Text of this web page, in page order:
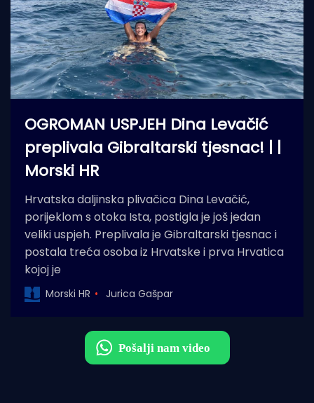
OGROMAN USPJEH Dina Levačić
preplivala Gibraltarski tjesnac! | |
Morski HR
Hrvatska daljinska plivačica Dina Levačić,
porijeklom s otoka Ista, postigla je još jedan
veliki uspjeh. Preplivala je Gibraltarski tjesnac i
postala treća osoba iz Hrvatske i prva Hrvatica
kojoj je
Morski HR Jurica Gašpar